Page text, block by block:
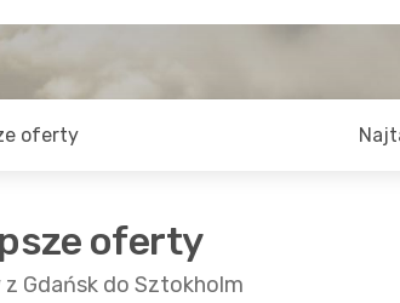
oferty
oferty
Gdańsk do Sztokholm